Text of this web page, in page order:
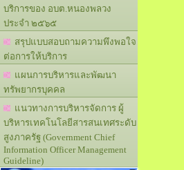
บริการของ อบต.หนองพลวง
ประจำ ๒๕๖๕
สรุปแบบสอบถามความพึงพอใจ
ต่อการให้บริการ
แผนการบริหารและพัฒนา
ทรัพยากรบุคคล
แนวทางการบริหารจัดการ ผู้
บริหารเทคโนโลยีสารสนเทศระดับ
สูงภาครัฐ (Government Chief
Information Officer Management
Guideline)